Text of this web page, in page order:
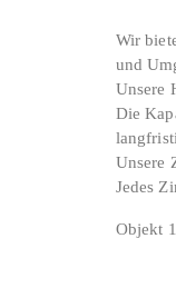
Wir
und
Unsere
Die
Unsere
Jedes
Objekt